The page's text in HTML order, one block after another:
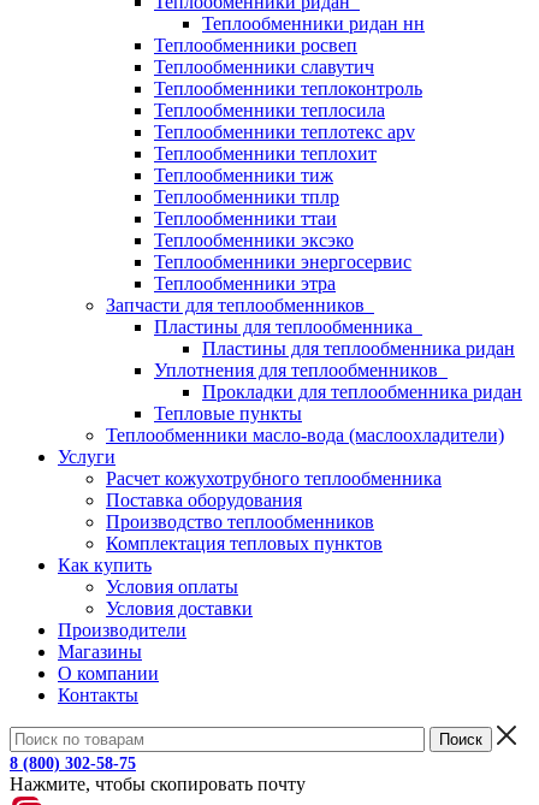
Теплообменники ридан нн
Теплообменники росвеп
Теплообменники славутич
Теплообменники теплоконтроль
Теплообменники теплосила
Теплообменники теплотекс apv
Теплообменники теплохит
Теплообменники тиж
Теплообменники тплр
Теплообменники ттаи
Теплообменники эксэко
Теплообменники энергосервис
Теплообменники этра
Запчасти для теплообменников
Пластины для теплообменника
Пластины для теплообменника ридан
Уплотнения для теплообменников
Прокладки для теплообменника ридан
Тепловые пункты
Теплообменники масло-вода (маслоохладители)
Услуги
Расчет кожухотрубного теплообменника
Поставка оборудования
Производство теплообменников
Комплектация тепловых пунктов
Как купить
Условия оплаты
Условия доставки
Производители
Магазины
О компании
Контакты
8 (800) 302-58-75
Нажмите, чтобы скопировать почту